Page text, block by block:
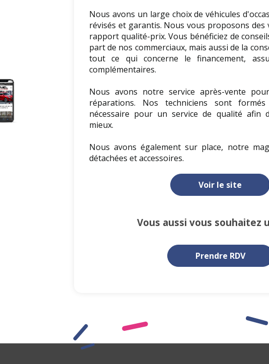
Nous avons un large choix de véhicules
révisés et garantis. Nous vous proposons des
rapport qualité-prix. Vous bénéficiez de
part de nos commerciaux, mais aussi de la
tout ce qui concerne le financement,
complémentaires.
Nous avons notre service après-vente
réparations. Nos techniciens sont
nécessaire pour un service de qualité afin
mieux.
Nous avons également sur place, notre
détachées et accessoires.
Voir le site
Vous aussi vous souhaitez
Prendre RDV